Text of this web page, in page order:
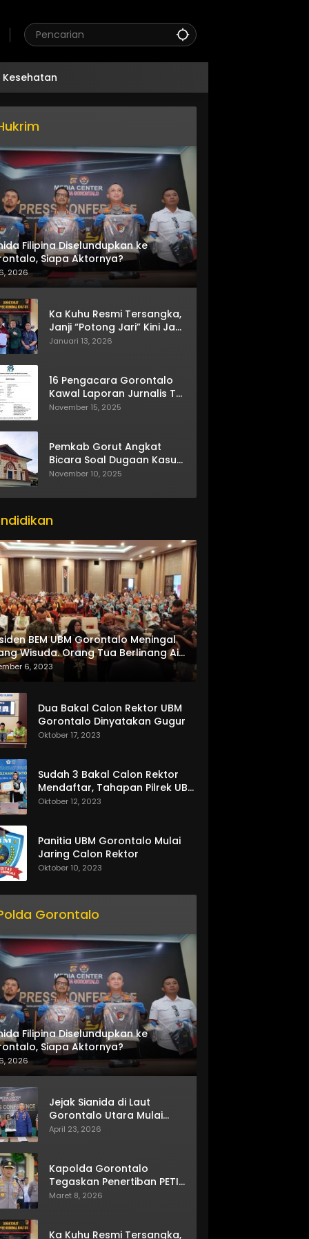
Kesehatan
Filipina Diselundupkan ke
Siapa Aktornya?
2026
Ka Kuhu Resmi Tersangka,
Janji “Potong Jari” Kini Jadi
Bumerang
Januari 13, 2026
16 Pengacara Gorontalo
Kawal Laporan Jurnalis TV
One
November 15, 2025
Pemkab Gorut Angkat
Bicara Soal Dugaan Kasus
Asusila Oknum ASN
November 10, 2025
BEM UBM Gorontalo Meningal
Wisuda. Orang Tua Berlinang Air
Menerima SKL dan Pemasangan
6, 2023
Dua Bakal Calon Rektor UBM
Gorontalo Dinyatakan Gugur
Oktober 17, 2023
Sudah 3 Bakal Calon Rektor
Mendaftar, Tahapan Pilrek UBM
Gorontalo Makin Seru
Oktober 12, 2023
Panitia UBM Gorontalo Mulai
Jaring Calon Rektor
Oktober 10, 2023
Gorontalo
Filipina Diselundupkan ke
Siapa Aktornya?
2026
Jejak Sianida di Laut
Gorontalo Utara Mulai
Terkuak
April 23, 2026
Kapolda Gorontalo
Tegaskan Penertiban PETI
Terus Berjalan
Maret 8, 2026
Ka Kuhu Resmi Tersangka,